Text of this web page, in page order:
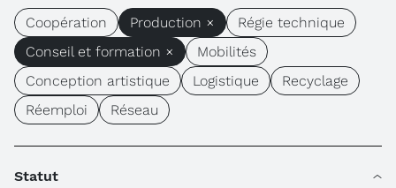
Coopération Production ×
Régie technique
Conseil et formation ×
Mobilités
Conception artistique
Logistique
Recyclage
Réemploi
Réseau
Statut